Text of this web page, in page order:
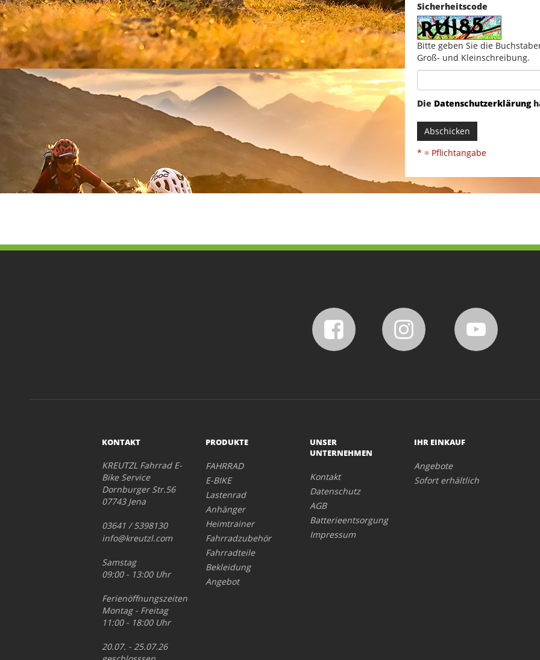
Sicherheitscode
Bitte geben Sie die
Groß- und Kleinschreibung.
Die Datenschutzerklärung
Abschicken
* = Pflichtangabe
KONTAKT
KREUTZL Fahrrad E-
Bike Service
Dornburger Str.56
07743 Jena
03641 / 5398130
info@kreutzl.com
Samstag
09:00 - 13:00 Uhr
Ferienöffnungszeiten
Montag - Freitag
11:00 - 18:00 Uhr
20.07. - 25.07.26
PRODUKTE
FAHRRAD
E-BIKE
Lastenrad
Anhänger
Heimtrainer
Fahrradzubehör
Fahrradteile
Bekleidung
Angebot
UNSER
UNTERNEHMEN
Kontakt
Datenschutz
AGB
Batterieentsorgung
Impressum
IHR EINKAUF
Angebote
Sofort erhältlich